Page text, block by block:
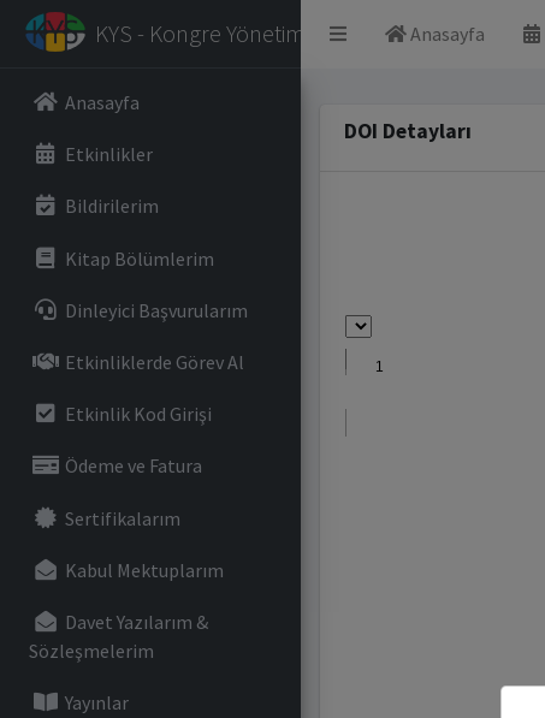
Anasayfa
KYS - Kongre Yönetim Sistemi
Anasayfa
Etkinlikler
Bildirilerim
Kitap Bölümlerim
Dinleyici Başvurularım
Etkinliklerde Görev Al
Etkinlik Kod Girişi
Ödeme ve Fatura
Sertifikalarım
Kabul Mektuplarım
Davet Yazılarım &
Sözleşmelerim
Yayınlar
DOI Detayları